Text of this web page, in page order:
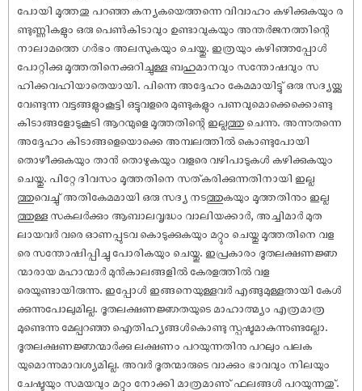
പോയി മൂത്തതു പറഞ്ഞ കന്യകയെത്തന്നെ വിവാഹം കഴിക്കുകയും ര
ണ്ടുണ്ണികളും ഒരു പെൺകിടാവും ഉണ്ടാവുകയും അന്തർജനത്തിന്റെ
നാലാമത്തെ ഗർഭം അലസുകയും ചെയ്തു. ഇത്രയും കഴിഞ്ഞപ്പോൾ
പോറ്റിക്കു മൂത്തതിനെക്കുറിച്ചുള്ള ബഹുമാനവും സന്തോ‌ഷവും സ
ഹിക്കവഹിയാതെയായി. പിന്നെ അദ്ദേഹം കേമമായിട്ടു് ഒരു സദ്യയ്ക്കു
വേണ്ടുന്ന വട്ടങ്ങളുംകൂട്ടി ഒട്ടുവളരെ മുണ്ടുകളും പണവുമൊക്കെക്കൊണ്ടു
കിടാങ്ങളോടുകൂടി ആറന്മുളെ മൂത്തതിന്റെ ഇല്ലത്തു ചെന്നു. അന്നുതന്നെ
അദ്ദേഹം കിടാങ്ങളെയൊക്കെ അമ്പലത്തിൽ കൊണ്ടുപോയി
തൊഴീക്കുകയും താൻ തൊഴുകയും വളരെ വഴിപാടുകൾ കഴിക്കുകയും
ചെയ്തു. പിറ്റേ ദിവസം മൂത്തതിനെ സത്കരിക്കുന്നതിനായി ഇല്ല
ത്തുവെച്ചു് അതികേമമായി ഒരു സദ്യ നടത്തുകയും മൂത്തതിനും ഇല്ല
ത്തുള്ള സകലർക്കും ആബാലവൃദ്ധം വാലിയക്കാർ, അച്ചിമാർ മുത
ലായവർ വരെ ഓണപ്പുടവ കൊടുക്കുകയും മറ്റും ചെയ്തു മൂത്തതിനെ വള
രെ സന്തോ‌ഷിപ്പിച്ചു പോരികയും ചെയ്തു. ഇപ്രകാരം ദൂതലക്ഷണജ്ഞ
ന്മാരായ മഹാന്മാർ മുൻകാലങ്ങളിൽ കേരളത്തിൽ വള
രെയുണ്ടായിരുന്നു. ഇപ്പോൾ ഇങ്ങനെയുള്ളവർ എങ്ങുമുള്ളതായി കേൾ
ക്കുന്നുപോലുമില്ല. ദൂതലക്ഷണജ്ഞതയുടെ മാഹാത്മ്യം എത്രമാത്ര
മുണ്ടെന്നു മേല്പറഞ്ഞ ഐതിഹ്യങ്ങൾകൊണ്ടു സ്പഷ്ടമാകുന്നുണ്ടല്ലോ.
ദൂതലക്ഷണജ്ഞന്മാർക്കു ലക്ഷണം പറയുന്നതിനു പറലും പലക
യുമൊന്നുമാവശ്യമില്ല. അവർ ദൂതന്മാരുടെ വാക്കും ഭാവവും നിലയും
ചേഷ്ടയും സമയവും മറ്റും നോക്കി മാത്രമാണു് ഫലങ്ങൾ പറയുന്നതു്.